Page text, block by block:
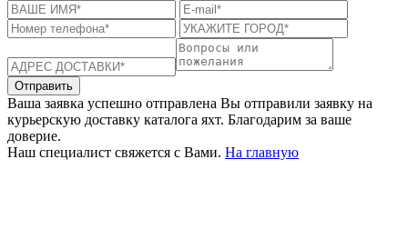
Отправить
Ваша заявка успешно отправлена Вы отправили заявку на
курьерскую доставку каталога яхт. Благодарим за ваше
доверие.
Наш специалист свяжется с Вами. На главную